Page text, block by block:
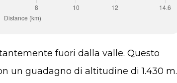
fuori dalla valle. Questo
un guadagno di altitudine di 1.430 m.